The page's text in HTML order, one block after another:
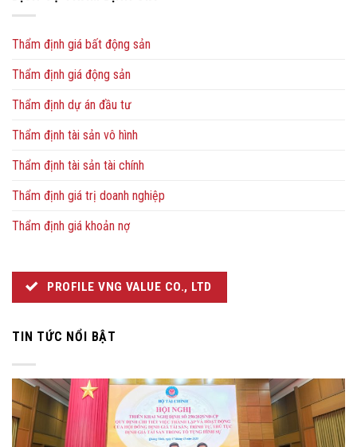
Thẩm định giá bất động sản
Thẩm định giá động sản
Thẩm định dự án đầu tư
Thẩm định tài sản vô hình
Thẩm định tài sản tài chính
Thẩm định giá trị doanh nghiệp
Thẩm định giá khoản nợ
PROFILE VNG VALUE CO., LTD
TIN TỨC NỔI BẬT